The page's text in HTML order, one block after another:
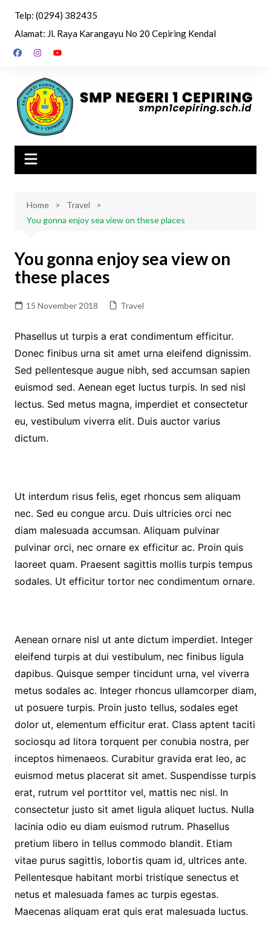
content
Telp: (0294) 382435
Alamat: Jl. Raya Karangayu No 20 Cepiring Kendal
Home
Travel
You gonna enjoy sea view on these places
You gonna enjoy sea view on
these places
15 November 2018 Travel
Phasellus ut turpis a erat condimentum efficitur.
Donec finibus urna sit amet urna eleifend dignissim.
Sed pellentesque augue nibh, sed accumsan sapien
euismod sed. Aenean eget luctus turpis. In sed nisl
lectus. Sed metus magna, imperdiet et consectetur
eu, vestibulum viverra elit. Duis auctor varius
dictum.
Ut interdum risus felis, eget rhoncus sem aliquam
nec. Sed eu congue arcu. Duis ultricies orci nec
diam malesuada accumsan. Aliquam pulvinar
pulvinar orci, nec ornare ex efficitur ac. Proin quis
laoreet quam. Praesent sagittis mollis turpis tempus
sodales. Ut efficitur tortor nec condimentum ornare.
Aenean ornare nisl ut ante dictum imperdiet. Integer
eleifend turpis at dui vestibulum, nec finibus ligula
dapibus. Quisque semper tincidunt urna, vel viverra
metus sodales ac. Integer rhoncus ullamcorper diam,
ut posuere turpis. Proin justo tellus, sodales eget
dolor ut, elementum efficitur erat. Class aptent taciti
sociosqu ad litora torquent per conubia nostra, per
inceptos himenaeos. Curabitur gravida erat leo, ac
euismod metus placerat sit amet. Suspendisse turpis
erat, rutrum vel porttitor vel, mattis nec nisl. In
consectetur justo sit amet ligula aliquet luctus. Nulla
lacinia odio eu diam euismod rutrum. Phasellus
pretium libero in tellus commodo blandit. Etiam
vitae purus sagittis, lobortis quam id, ultrices ante.
Pellentesque habitant morbi tristique senectus et
netus et malesuada fames ac turpis egestas.
Maecenas aliquam erat quis erat malesuada luctus.